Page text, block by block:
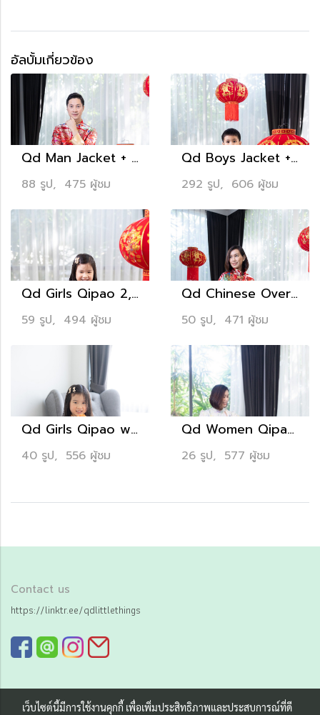
อัลบั้มเกี่ยวข้อง
Qd Man Jacket + Pants 4,990.- (Jacket only 3,990.-)
88 รูป, 475 ผู้ชม
Qd Boys Jacket + Pants 2,990.-
292 รูป, 606 ผู้ชม
Qd Girls Qipao 2,990.-
59 รูป, 494 ผู้ชม
Qd Chinese Oversized Top 3,990.-
50 รูป, 471 ผู้ชม
Qd Girls Qipao with Tutu 3,490.- (Cherry Pink)
40 รูป, 556 ผู้ชม
Qd Women Qipao 4,290.-
26 รูป, 577 ผู้ชม
Contact us
https://linktr.ee/qdlittlethings
เว็บไซต์นี้มีการใช้งานคุกกี้ เพื่อเพิ่มประสิทธิภาพและประสบการณ์ที่ดี